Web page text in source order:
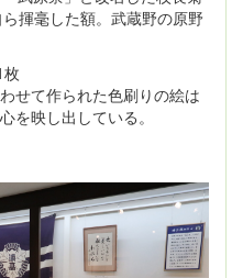
揮毫した額。武蔵野の原野
せて作られた色刷りの絵は
を映し出している。